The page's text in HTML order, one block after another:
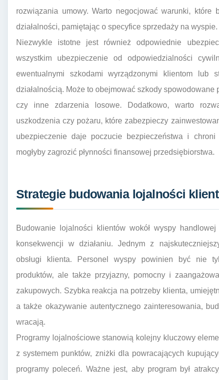
rozwiązania umowy. Warto negocjować warunki, które
działalności, pamiętając o specyfice sprzedaży na wyspie.
Niezwykle istotne jest również odpowiednie
wszystkim ubezpieczenie od odpowiedzialności
ewentualnymi szkodami wyrządzonymi klientom lub
działalnością. Może to obejmować szkody
czy inne zdarzenia losowe. Dodatkowo, warto
uszkodzenia czy pożaru, które zabezpieczy
ubezpieczenie daje poczucie bezpieczeństwa i
mogłyby zagrozić płynności finansowej przedsiębiorstwa.
Strategie budowania lojalności
Budowanie lojalności klientów wokół wyspy
konsekwencji w działaniu. Jednym z
obsługi klienta. Personel wyspy powinien być nie
produktów, ale także przyjazny, pomocny i
zakupowych. Szybka reakcja na potrzeby klienta,
a także okazywanie autentycznego zainteresowania,
wracają.
Programy lojalnościowe stanowią kolejny kluczowy
z systemem punktów, zniżki dla powracających
programy poleceń. Ważne jest, aby program był